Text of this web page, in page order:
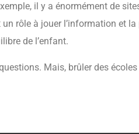
il y a énormément de
un rôle à jouer l’information et
de l’enfant.
Mais, brûler des écoles